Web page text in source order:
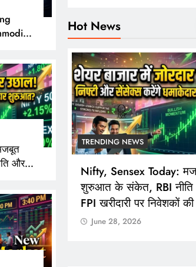
और
Hot News
TRENDING NEWS
Nifty, Sensex Today:
शुरुआत के संकेत, RBI
FPI खरीदारी पर निवेशकों
June 28, 2026